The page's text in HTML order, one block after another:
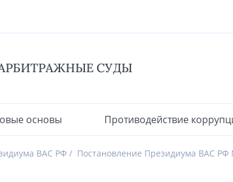
СУДЫ
основы Противодействие
ВАС РФ Постановление Президиума ВАС РФ